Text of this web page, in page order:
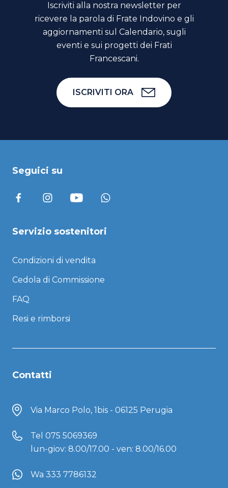
Iscriviti alla nostra newsletter per
ricevere la parola di Frate Indovino e gli
aggiornamenti sul Calendario, sugli
eventi e sui progetti dei Frati
Francescani.
ISCRIVITI ORA
Seguici su
Servizio sostenitori
Condizioni di vendita
Cedola di Commissione
FAQ
Resi e rimborsi
Contatti
Via Marco Polo, 1bis - 06125 Perugia
Tel 075 5069369
lun-giov: 8.00/17.00 - ven: 8.00/16.00
Wa 333 7786132